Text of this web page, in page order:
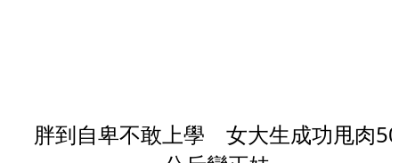
胖到自卑不敢上學 女大生成功甩肉